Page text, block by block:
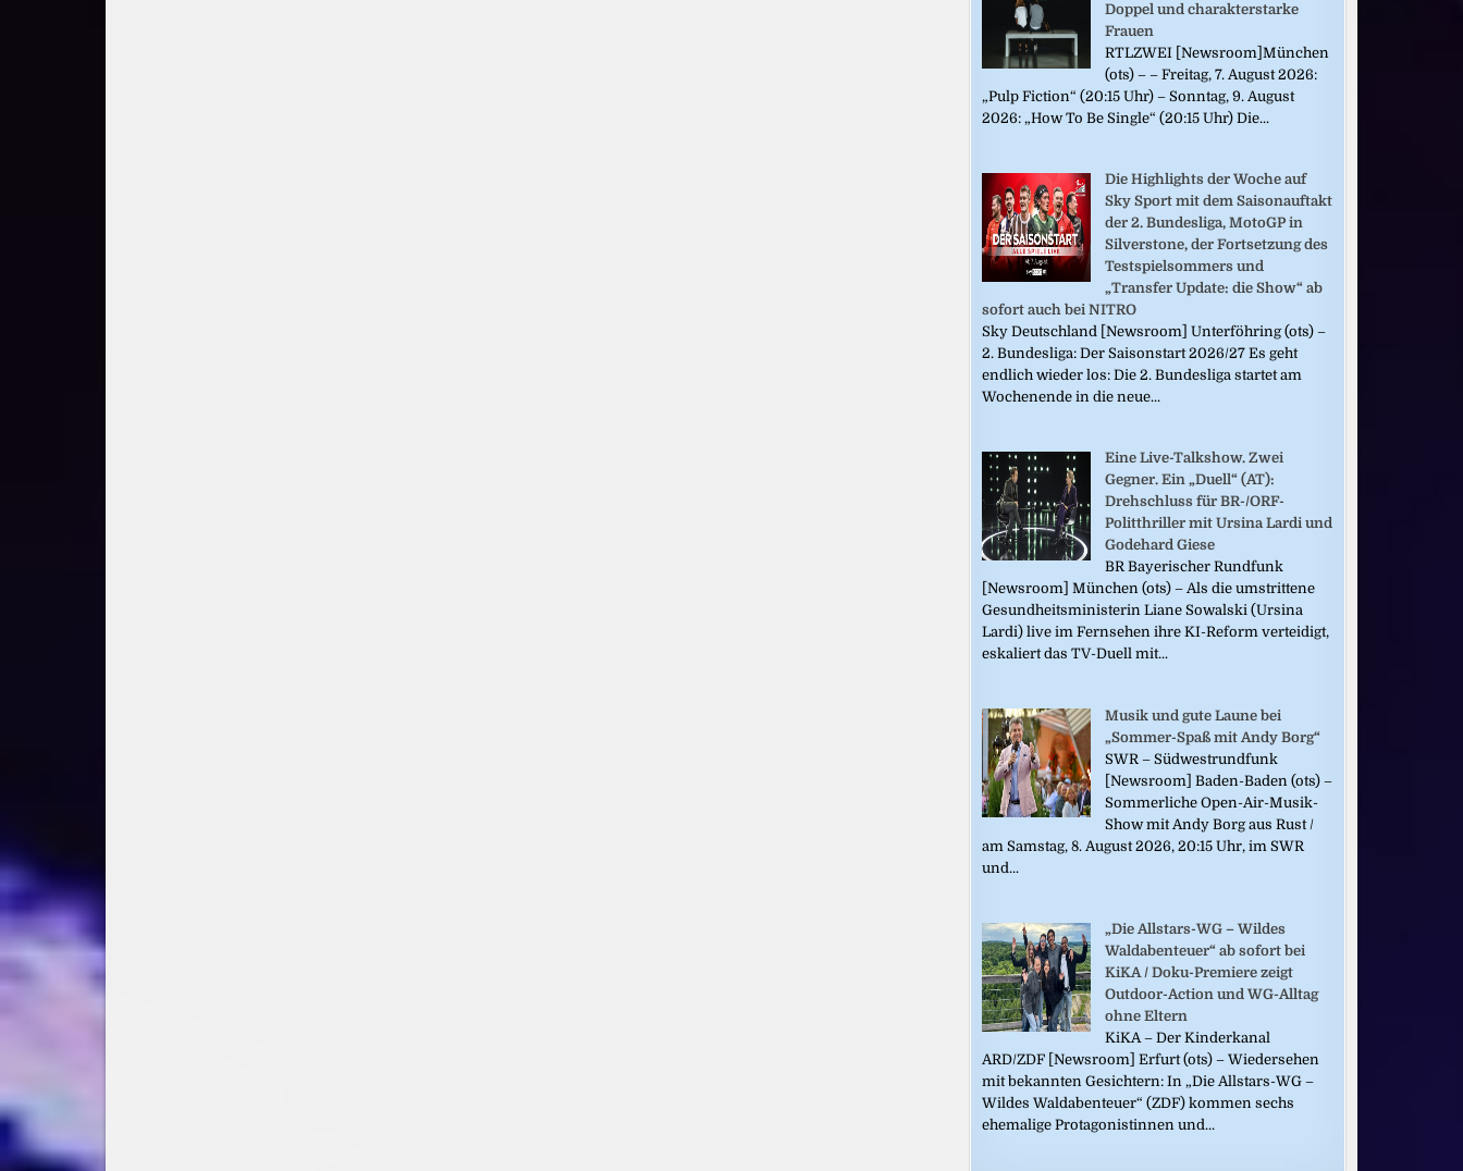
Doppel und charakterstarke
Frauen
RTLZWEI [Newsroom]München
(ots) – – Freitag, 7. August 2026:
„Pulp Fiction“ (20:15 Uhr) – Sonntag, 9. August
2026: „How To Be Single“ (20:15 Uhr) Die...
Die Highlights der Woche auf
Sky Sport mit dem Saisonauftakt
der 2. Bundesliga, MotoGP in
Silverstone, der Fortsetzung des
Testspielsommers und
„Transfer Update: die Show“ ab
sofort auch bei NITRO
Sky Deutschland [Newsroom] Unterföhring (ots) –
2. Bundesliga: Der Saisonstart 2026/27 Es geht
endlich wieder los: Die 2. Bundesliga startet am
Wochenende in die neue...
Eine Live-Talkshow. Zwei
Gegner. Ein „Duell“ (AT):
Drehschluss für BR-/ORF-
Politthriller mit Ursina Lardi und
Godehard Giese
BR Bayerischer Rundfunk
[Newsroom] München (ots) – Als die umstrittene
Gesundheitsministerin Liane Sowalski (Ursina
Lardi) live im Fernsehen ihre KI-Reform verteidigt,
eskaliert das TV-Duell mit...
Musik und gute Laune bei
„Sommer-Spaß mit Andy Borg“
SWR – Südwestrundfunk
[Newsroom] Baden-Baden (ots) –
Sommerliche Open-Air-Musik-
Show mit Andy Borg aus Rust /
am Samstag, 8. August 2026, 20:15 Uhr, im SWR
und...
„Die Allstars-WG – Wildes
Waldabenteuer“ ab sofort bei
KiKA / Doku-Premiere zeigt
Outdoor-Action und WG-Alltag
ohne Eltern
KiKA – Der Kinderkanal
ARD/ZDF [Newsroom] Erfurt (ots) – Wiedersehen
mit bekannten Gesichtern: In „Die Allstars-WG –
Wildes Waldabenteuer“ (ZDF) kommen sechs
ehemalige Protagonistinnen und...